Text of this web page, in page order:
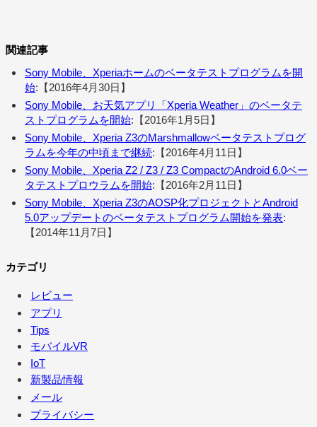
関連記事
Sony Mobile、Xperiaホームのベータテストプログラムを開
始:【2016年4月30日】
Sony Mobile、お天気アプリ「Xperia Weather」のベータテ
ストプログラムを開始:【2016年1月5日】
Sony Mobile、Xperia Z3のMarshmallowベータテストプログ
ラムを今年の中頃まで継続:【2016年4月11日】
Sony Mobile、Xperia Z2 / Z3 / Z3 CompactのAndroid 6.0ベー
タテストプロウラムを開始:【2016年2月11日】
Sony Mobile、Xperia Z3のAOSP化プロジェクトとAndroid
5.0アップデートのベータテストプログラム開始を発表:
【2014年11月7日】
カテゴリ
レビュー
アプリ
Tips
モバイルVR
IoT
新製品情報
メール
プライバシー